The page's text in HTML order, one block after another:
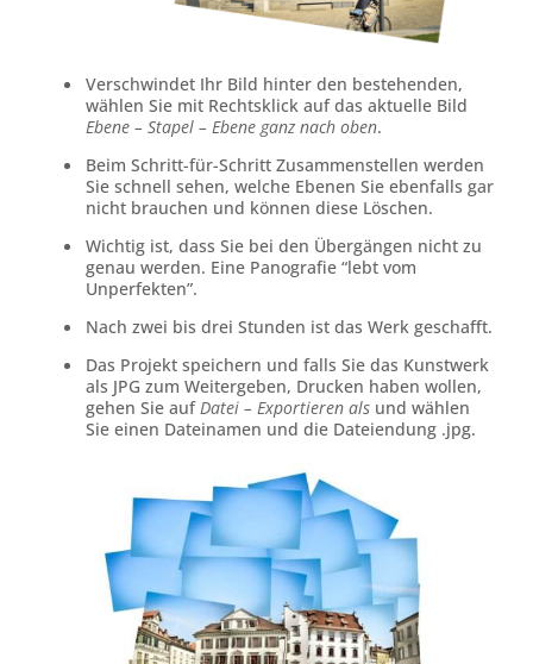
Verschwindet Ihr Bild hinter den bestehenden,
wählen Sie mit Rechtsklick auf das aktuelle Bild
Ebene – Stapel – Ebene ganz nach oben.
Beim Schritt-für-Schritt Zusammenstellen werden
Sie schnell sehen, welche Ebenen Sie ebenfalls gar
nicht brauchen und können diese Löschen.
Wichtig ist, dass Sie bei den Übergängen nicht zu
genau werden. Eine Panografie “lebt vom
Unperfekten”.
Nach zwei bis drei Stunden ist das Werk geschafft.
Das Projekt speichern und falls Sie das Kunstwerk
als JPG zum Weitergeben, Drucken haben wollen,
gehen Sie aufDatei – Exportieren als und wählen
Sie einen Dateinamen und die Dateiendung .jpg.